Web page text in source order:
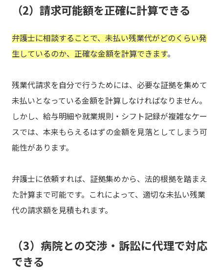
（2）請求可能額を正確に計算できる
弁護士に相談することで、未払い残業代がどのくらい発
生しているのか、正確な金額を計算できます。
残業代請求を自分で行うためには、必要な証拠を集めて
未払いとなっている金額を計算しなければなりません。
しかし、給与明細や就業規則・シフト記録が複雑なケー
スでは、本来もらえるはずの金額を見落としてしまう可
能性があります。
弁護士に依頼すれば、証拠集めから、法的根拠を踏まえ
た計算まで可能です。これによって、適切な未払い残業
代の請求額を見積もれます。
（3）病院との交渉・訴訟に代理で対応
できる